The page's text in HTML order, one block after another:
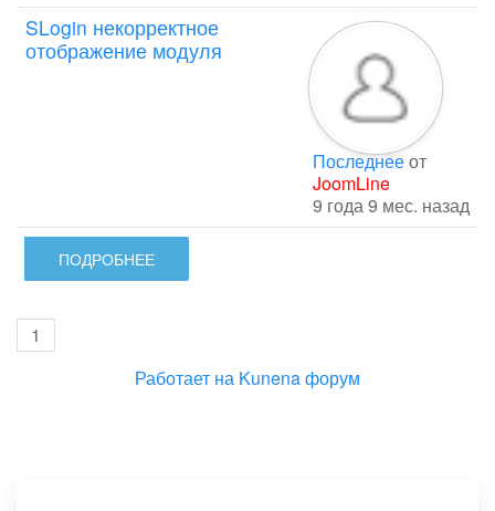
ПОДРОБНЕЕ
SLogin некорректное
отображение модуля
Последнееот
JoomLine
9 года 9 мес. назад
1
Работает на Kunena форум